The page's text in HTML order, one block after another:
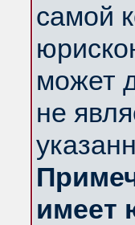
самой
может
не
имеет